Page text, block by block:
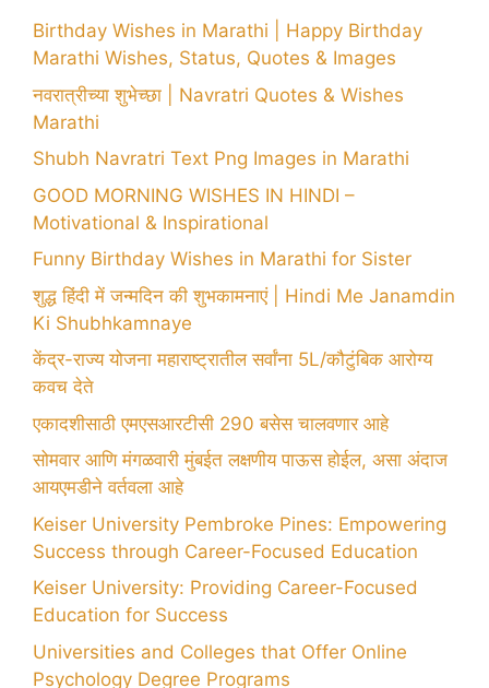
Birthday Wishes in Marathi | Happy Birthday
Marathi Wishes, Status, Quotes & Images
नवरात्रीच्या शुभेच्छा | Navratri Quotes & Wishes
Marathi
Shubh Navratri Text Png Images in Marathi
GOOD MORNING WISHES IN HINDI –
Motivational & Inspirational
Funny Birthday Wishes in Marathi for Sister
शुद्ध हिंदी में जन्मदिन की शुभकामनाएं | Hindi Me Janamdin
Ki Shubhkamnaye
केंद्र-राज्य योजना महाराष्ट्रातील सर्वांना 5L/कौटुंबिक आरोग्य
कवच देते
एकादशीसाठी एमएसआरटीसी 290 बसेस चालवणार आहे
सोमवार आणि मंगळवारी मुंबईत लक्षणीय पाऊस होईल, असा अंदाज
आयएमडीने वर्तवला आहे
Keiser University Pembroke Pines: Empowering
Success through Career-Focused Education
Keiser University: Providing Career-Focused
Education for Success
Universities and Colleges that Offer Online
Psychology Degree Programs